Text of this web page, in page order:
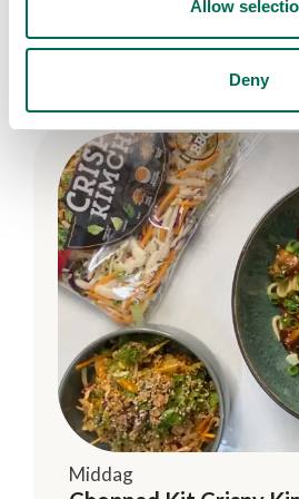
Allow
Deny
Fler recept
Middag